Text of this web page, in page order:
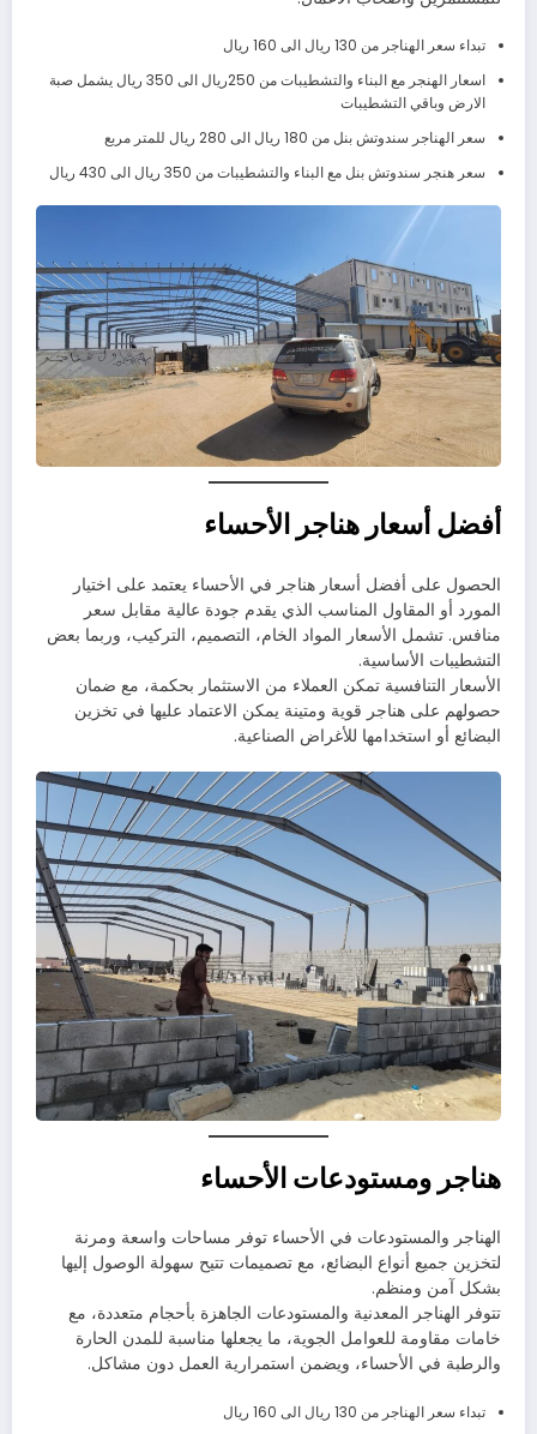
تبداء سعر الهناجر من 130 ريال الى 160 ريال
اسعار الهنجر مع البناء والتشطيبات من 250ريال الى 350 ريال يشمل صبة
الارض وباقي التشطيبات
سعر الهناجر سندوتش بنل من 180 ريال الى 280 ريال للمتر مربع
سعر هنجر سندوتش بنل مع البناء والتشطيبات من 350 ريال الى 430 ريال
أفضل أسعار هناجر الأحساء
الحصول على أفضل أسعار هناجر في الأحساء يعتمد على اختيار
المورد أو المقاول المناسب الذي يقدم جودة عالية مقابل سعر
منافس. تشمل الأسعار المواد الخام، التصميم، التركيب، وربما بعض
التشطيبات الأساسية.
الأسعار التنافسية تمكن العملاء من الاستثمار بحكمة، مع ضمان
حصولهم على هناجر قوية ومتينة يمكن الاعتماد عليها في تخزين
البضائع أو استخدامها للأغراض الصناعية.
هناجر ومستودعات الأحساء
الهناجر والمستودعات في الأحساء توفر مساحات واسعة ومرنة
لتخزين جميع أنواع البضائع، مع تصميمات تتيح سهولة الوصول إليها
بشكل آمن ومنظم.
تتوفر الهناجر المعدنية والمستودعات الجاهزة بأحجام متعددة، مع
خامات مقاومة للعوامل الجوية، ما يجعلها مناسبة للمدن الحارة
والرطبة في الأحساء، ويضمن استمرارية العمل دون مشاكل.
تبداء سعر الهناجر من 130 ريال الى 160 ريال